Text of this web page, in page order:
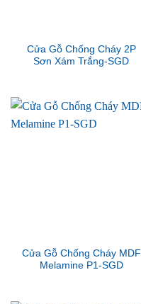
Cửa Gỗ Chống Cháy 2P
Sơn Xám Trắng-SGD
Cửa Gỗ Chống Cháy MDF
Melamine P1-SGD